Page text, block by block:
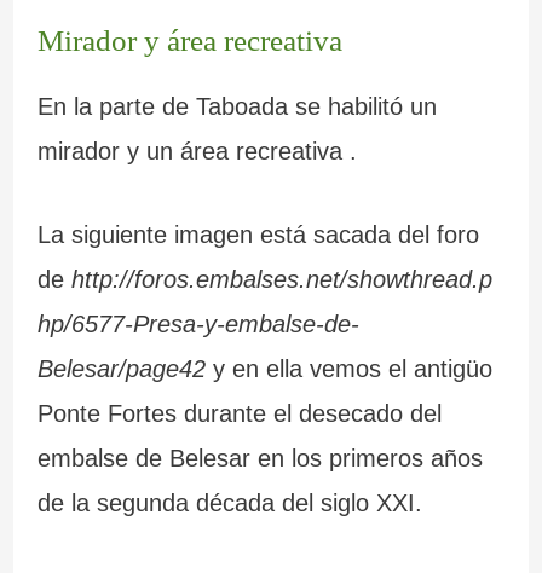
Mirador y área recreativa
En la parte de Taboada se habilitó un
mirador y un área recreativa .
La siguiente imagen está sacada del foro
de http://foros.embalses.net/showthread.p
hp/6577-Presa-y-embalse-de-
Belesar/page42y en ella vemos el antigüo
Ponte Fortes durante el desecado del
embalse de Belesar en los primeros años
de la segunda década del siglo XXI.